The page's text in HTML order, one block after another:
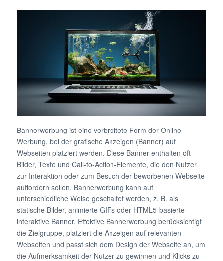
Bannerwerbung ist eine verbreitete Form der Online-
Werbung, bei der grafische Anzeigen (Banner) auf
Webseiten platziert werden. Diese Banner enthalten oft
Bilder, Texte und Call-to-Action-Elemente, die den Nutzer
zur Interaktion oder zum Besuch der beworbenen Webseite
auffordern sollen. Bannerwerbung kann auf
unterschiedliche Weise geschaltet werden, z. B. als
statische Bilder, animierte GIFs oder HTML5-basierte
interaktive Banner. Effektive Bannerwerbung berücksichtigt
die Zielgruppe, platziert die Anzeigen auf relevanten
Webseiten und passt sich dem Design der Webseite an, um
die Aufmerksamkeit der Nutzer zu gewinnen und Klicks zu